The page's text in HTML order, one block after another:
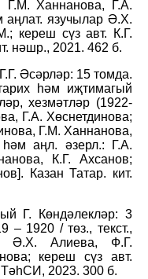
Г.М. Ханнанова, Г.А.
аңлат. язучылар Ә.Х.
кереш сүз авт. К.Г.
нәшр., 2021. 462 б.
Әсәрләр: 15 томда.
һәм иҗтимагый
хезмәтләр (1922-
Г.А. Хөснетдинова;
Г.М. Ханнанова,
аңл. әзерл.: Г.А.
К.Г. Ахсанов;
Казан Татар. кит.
Г. Көндәлекләр: 3
– 1920 / төз., текст.,
Ә.Х. Алиева, Ф.Г.
кереш сүз авт.
2023. 300 б.